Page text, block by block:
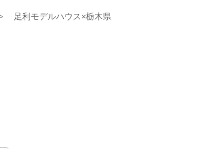
足利モデルハウス×栃木県